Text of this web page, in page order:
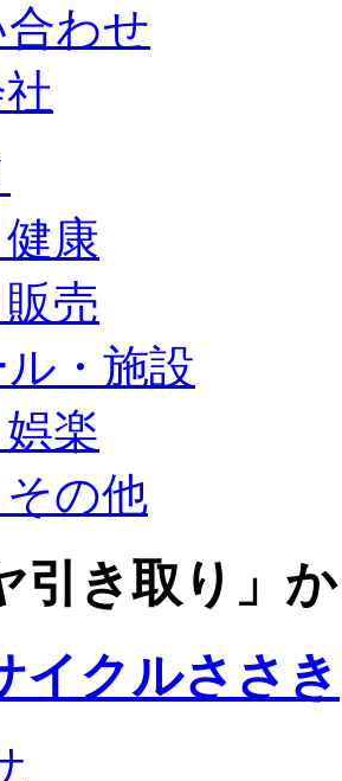
わせ
康
売
・施設
楽
の他
引き取り」
イクルささき